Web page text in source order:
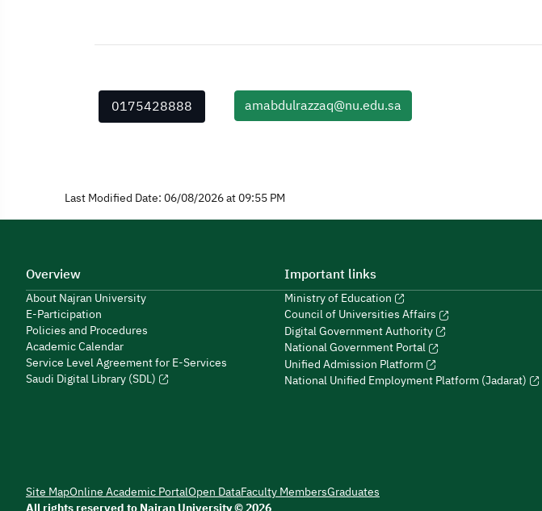
0175428888 amabdulrazzaq@nu.edu.sa
Last Modified Date: 06/08/2026 at 09:55 PM
Overview
About Najran University
E-Participation
Policies and Procedures
Academic Calendar
Service Level Agreement for E-Services
Saudi Digital Library (SDL)
Important links
Ministry of Education
Council of Universities Affairs
Digital Government Authority
National Government Portal
Unified Admission Platform
National Unified Employment Platform (Jadarat)
Site MapOnline Academic PortalOpen DataFaculty MembersGraduates